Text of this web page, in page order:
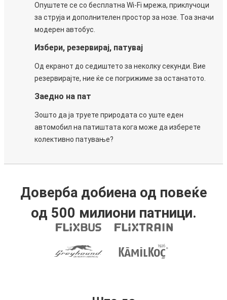
Опуштете се со бесплатна Wi-Fi мрежа, приклучоци
за струја и дополнителен простор за нозе. Тоа значи
модерен автобус.
Избери, резервирај, патувај
Од екранот до седиштето за неколку секунди. Вие
резервирајте, ние ќе се погрижиме за останатото.
Заедно на пат
Зошто да ја труете природата со уште еден
автомобил на патиштата кога може да изберете
колективно патување?
Доверба добиена од повеќе
од 500 милиони патници.